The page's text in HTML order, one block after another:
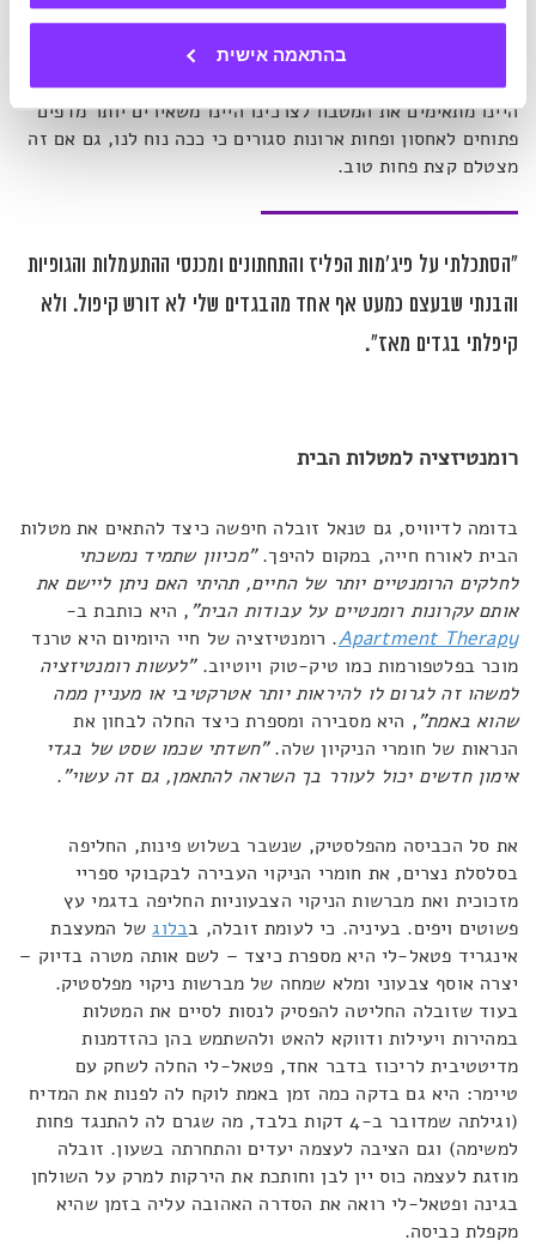
בהתאמה אישית
כמויות קטנות יותר? אולי נכון להשקיע את האנרגיה בסידור חכם
של הכלים בכיור כך שלא יעלה על גדותיו? ומי מאיתנו
שמשאירים את ארונות המטבח פתוחים לרווחה – ייתכן שאם
היינו מתאימים את המטבח לצרכינו היינו משאירים יותר מדפים
פתוחים לאחסון ופחות ארונות סגורים כי ככה נוח לנו, גם אם זה
מצטלם קצת פחות טוב.
"הסתכלתי על פיג’מות הפליז והתחתונים ומכנסי ההתעמלות והגופיות
והבנתי שבעצם כמעט אף אחד מהבגדים שלי לא דורש קיפול. ולא
קיפלתי בגדים מאז".
רומנטיזציה למטלות הבית
בדומה לדיוויס, גם טנאל זובלה חיפשה כיצד להתאים את מטלות
הבית לאורח חייה, במקום להיפך."מכיוון שתמיד נמשכתי
לחלקים הרומנטיים יותר של החיים, תהיתי האם ניתן ליישם את
אותם עקרונות רומנטיים על עבודות הבית", היא כותבת ב-
Apartment Therapy. רומנטיזציה של חיי היומיום היא טרנד
מוכר בפלטפורמות כמו טיק-טוק ויוטיוב."לעשות רומנטיזציה
למשהו זה לגרום לו להיראות יותר אטרקטיבי או מעניין ממה
שהוא באמת", היא מסבירה ומספרת כיצד החלה לבחון את
הנראות של חומרי הניקיון שלה."חשדתי שכמו שסט של בגדי
אימון חדשים יכול לעורר בך השראה להתאמן, גם זה עשוי".
את סל הכביסה מהפלסטיק, שנשבר בשלוש פינות, החליפה
בסלסלת נצרים, את חומרי הניקוי העבירה לבקבוקי ספריי
מזכוכית ואת מברשות הניקוי הצבעוניות החליפה בדגמי עץ
פשוטים ויפים. בעיניה. כי לעומת זובלה, בבלוגשל המעצבת
אינגריד פטאל-לי היא מספרת כיצד – לשם אותה מטרה בדיוק –
יצרה אוסף צבעוני ומלא שמחה של מברשות ניקוי מפלסטיק.
בעוד שזובלה החליטה להפסיק לנסות לסיים את המטלות
במהירות ויעילות ודווקא להאט ולהשתמש בהן כהזדמנות
מדיטטיבית לריכוז בדבר אחד, פטאל-לי החלה לשחק עם
טיימר: היא גם בדקה כמה זמן באמת לוקח לה לפנות את המדיח
(וגילתה שמדובר ב-4 דקות בלבד, מה שגרם לה להתנגד פחות
למשימה) וגם הציבה לעצמה יעדים והתחרתה בשעון. זובלה
מוזגת לעצמה כוס יין לבן וחותכת את הירקות למרק על השולחן
בגינה ופטאל-לי רואה את הסדרה האהובה עליה בזמן שהיא
מקפלת כביסה.